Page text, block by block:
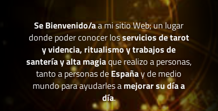
Se Bienvenido/aa mi sitio Web; un lugar
donde poder conocer losservicios de tarot
y videncia, ritualismo y trabajos de
santería y alta magiaque realizo a personas,
tanto a personas deEspañay de medio
mundo para ayudarles amejorar su día a
día.